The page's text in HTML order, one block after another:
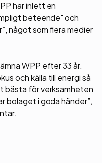
har inlett en
beteende" och
något som flera medier
WPP efter 33 år.
och källa till energi så
bästa för verksamheten
bolaget i goda händer”,